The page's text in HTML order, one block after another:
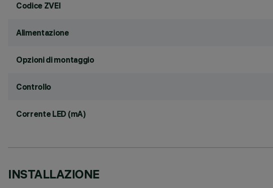
Codice ZVEI
Alimentazione
Opzioni di montaggio
Controllo
Corrente LED (mA)
INSTALLAZIONE